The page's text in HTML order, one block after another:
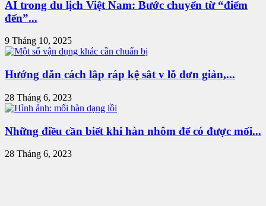
AI trong du lịch Việt Nam: Bước chuyển từ “điểm
đến”...
9 Tháng 10, 2025
Hướng dẫn cách lắp ráp kệ sắt v lỗ đơn giản,...
28 Tháng 6, 2023
Những điều cần biết khi hàn nhôm để có được mối...
28 Tháng 6, 2023